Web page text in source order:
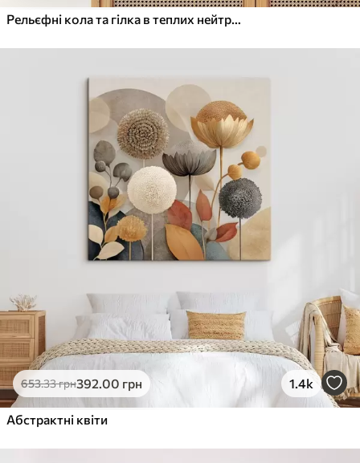
✓Яскраві, насичені кольори
Поверхня з текстурою полотна
Екологічний матеріал
Рельєфні кола та гілка в теплих нейтральних тонах
653.33грн392.00 грн 1.4k
Абстрактні квіти